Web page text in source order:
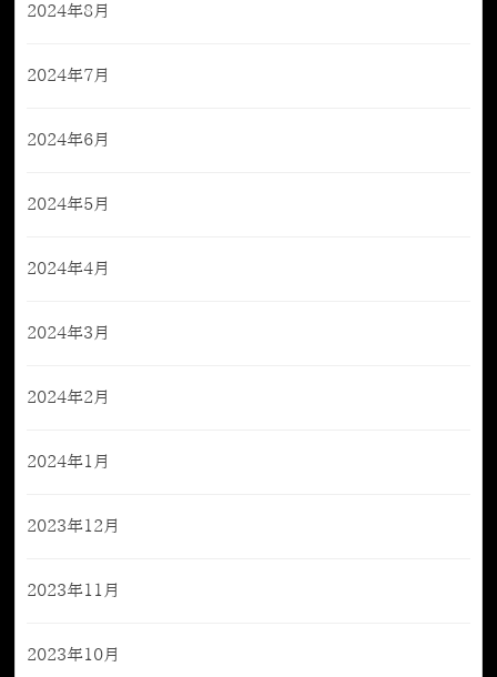
2024年8月
2024年7月
2024年6月
2024年5月
2024年4月
2024年3月
2024年2月
2024年1月
2023年12月
2023年11月
2023年10月